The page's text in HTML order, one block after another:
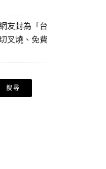
友封為「台
叉燒、免費